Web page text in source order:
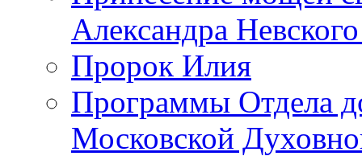
Александра
Пророк Илия
Программы Отдела
Московской